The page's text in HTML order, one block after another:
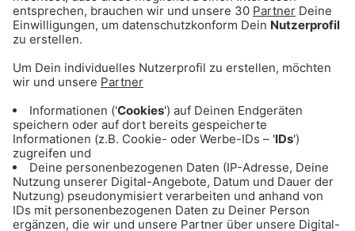
ANZEIGE - Eishockey: Alle Infos & Spiele